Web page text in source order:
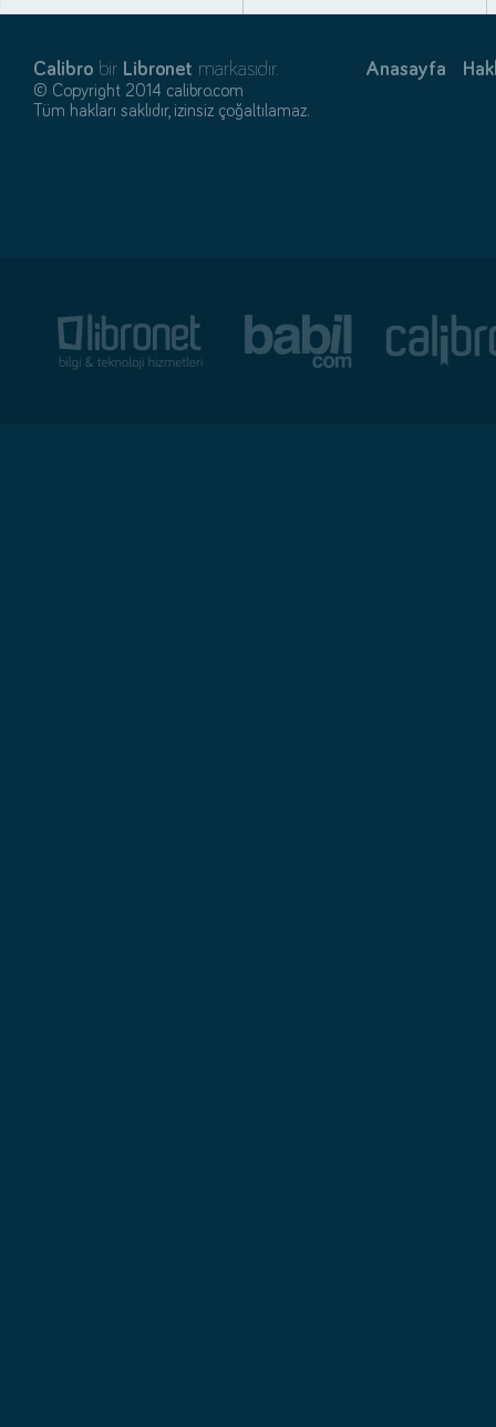
Calibro bir Libronet markasıdır.
© Copyright 2014 calibro.com
Tüm hakları saklıdır, izinsiz çoğaltılamaz.
Anasayfa